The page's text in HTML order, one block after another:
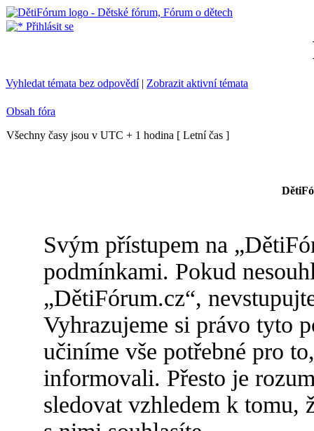
Přihlásit se
Vyhledat témata bez odpovědí| Zobrazit aktivní témata
Obsah fóra
Všechny časy jsou v UTC + 1 hodina [ Letní čas ]
Svým přístupem na
podmínkami. Pokud
„DětiFórum.cz“,
Vyhrazujeme si právo tyto
učiníme vše potřebné pro
informovali. Přesto je
sledovat vzhledem k tomu,